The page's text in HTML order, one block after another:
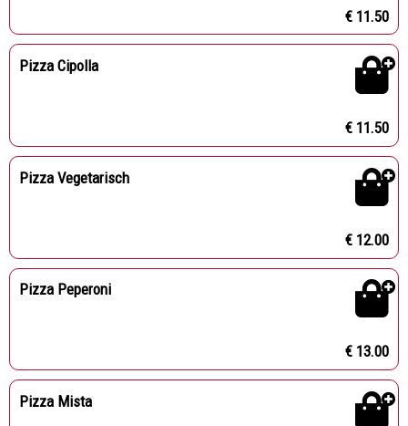
€ 11.50
Pizza Cipolla
€ 11.50
Pizza Vegetarisch
€ 12.00
Pizza Peperoni
€ 13.00
Pizza Mista